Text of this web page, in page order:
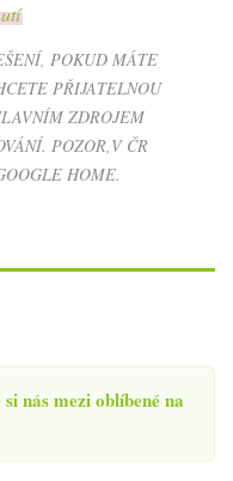
POKUD MÁTE
PŘIJATELNOU
ZDROJEM
POZOR,V ČR
HOME.
nás mezi oblíbené na